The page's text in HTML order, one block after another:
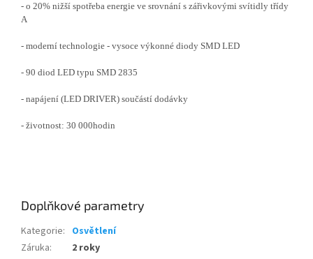
- o 20% nižší spotřeba energie ve srovnání s zářivkovými svítidly třídy
A
- moderní technologie - vysoce výkonné diody SMD LED
- 90 diod LED typu SMD 2835
- napájení (LED DRIVER) součástí dodávky
- životnost: 30 000hodin
Doplňkové parametry
Kategorie: Osvětlení
Záruka:
2 roky